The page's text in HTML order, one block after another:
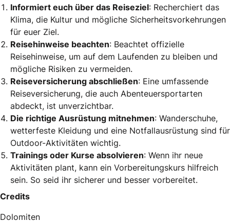
Informiert euch über das Reiseziel: Recherchiert das
Klima, die Kultur und mögliche Sicherheitsvorkehrungen
für euer Ziel.
Reisehinweise beachten: Beachtet offizielle
Reisehinweise, um auf dem Laufenden zu bleiben und
mögliche Risiken zu vermeiden.
Reiseversicherung abschließen: Eine umfassende
Reiseversicherung, die auch Abenteuersportarten
abdeckt, ist unverzichtbar.
Die richtige Ausrüstung mitnehmen: Wanderschuhe,
wetterfeste Kleidung und eine Notfallausrüstung sind für
Outdoor-Aktivitäten wichtig.
Trainings oder Kurse absolvieren: Wenn ihr neue
Aktivitäten plant, kann ein Vorbereitungskurs hilfreich
sein. So seid ihr sicherer und besser vorbereitet.
Credits
Dolomiten